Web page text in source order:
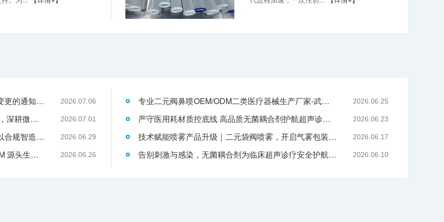
关于消毒型医用超声耦合剂外包装装箱方式变更的通知-武汉耦合医学 2026.07.06
武汉耦合医学：聚焦一次性切口保护套OEM，深耕微创耗材定制代工领域 2026.07.01
液体伤口敷料代工行业升级，武汉耦合医学以合规智造赋能品牌发展 2026.06.29
武汉耦合医学｜专业二类妇科凝胶 OEM/ODM 源头生产厂家 2026.06.26
专业二元阀鼻喷OEM/ODM二类医疗器械生产厂家-武汉耦合医学 2026.06.25
严守医用耗材质控底线 高品质无菌耦合剂护航超声诊疗院感安全-武汉耦合医学 2026.06.23
技术赋能喷雾产品升级｜二元袋阀喷雾，开启气雾包装新工艺时代 2026.06.17
告别刺激与感染，无菌耦合剂为临床超声诊疗安全护航-武汉耦合医学 2026.06.10